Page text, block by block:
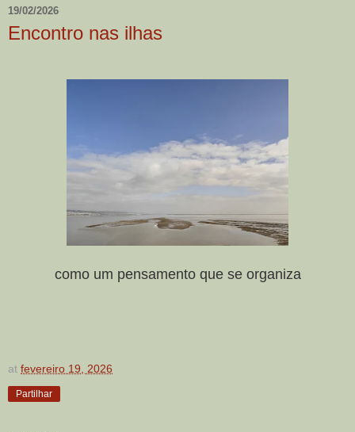
19/02/2026
Encontro nas ilhas
como um pensamento que se organiza
at fevereiro 19, 2026
Partilhar